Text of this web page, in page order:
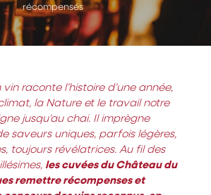
récompensés
vin raconte l’histoire d’une année,
la Nature et le travail notre
jusqu’au chai. Il imprègne
saveurs uniques, parfois légères,
toujours révélatrices. Au fil des
les cuvées du Château du
remettre récompenses et